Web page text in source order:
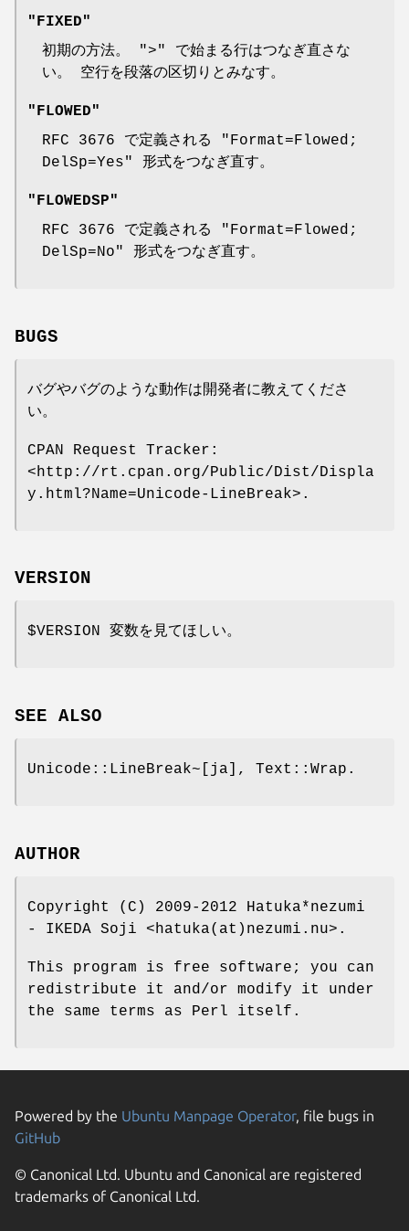
"FIXED"
初期の方法。
">"
で始まる行はつなぎ直さな
い。 空行を段落の区切りとみなす。
"FLOWED"
RFC 3676 で定義される
"Format=Flowed;
DelSp=Yes"
形式をつなぎ直す。
"FLOWEDSP"
RFC 3676 で定義される
"Format=Flowed;
DelSp=No"
形式をつなぎ直す。
BUGS
バグやバグのような動作は開発者に教えてくださ
い。
CPAN Request Tracker:
<http://rt.cpan.org/Public/Dist/Displa
y.html?Name=Unicode-LineBreak>.
VERSION
$VERSION 変数を見てほしい。
SEE ALSO
Unicode::LineBreak~[ja], Text::Wrap.
AUTHOR
Copyright (C) 2009-2012 Hatuka*nezumi
- IKEDA Soji <hatuka(at)nezumi.nu>.
This program is free software; you can
redistribute it and/or modify it under
the same terms as Perl itself.
Powered by the Ubuntu Manpage Operator, file bugs in
GitHub
© Canonical Ltd. Ubuntu and Canonical are registered
trademarks of Canonical Ltd.